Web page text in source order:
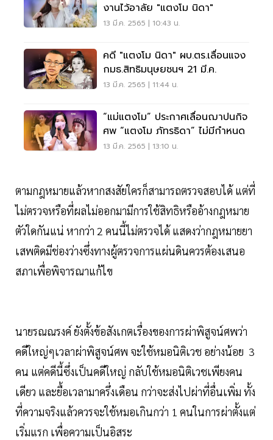
งานไว้อาลัย "แตงโม นิดา"
13 มี.ค. 2565 | 10:43 น.
คดี "แตงโม นิดา" ผบ.ตร.เลื่อนแจง
กมธ.สิทธิมนุษยชนฯ 21 มี.ค.
13 มี.ค. 2565 | 11:44 น.
“แม่แตงโม” ประกาศเลื่อนฌาปนกิจ
ศพ “แตงโม ภัทรธิดา” ไม่มีกำหนด
13 มี.ค. 2565 | 13:10 น.
ตามกฎหมายแล้วหากสงสัยใครก็สามารถตรวจสอบได้ แต่ที่
ไม่ตรวจหรือที่ผลไม่ออกมามีการใช้สิทธิหรืออ้างกฎหมาย
ตัวใดกันแน่ หากว่า 2 คนนี้ไม่ตรวจได้ แสดงว่ากฎหมายยา
เสพติดมีช่องว่างซึ่งทางผู้ตรวจการแผ่นดินควรต้องเสนอ
สภาเพื่อพิจารณาแก้ไข
นายรณณรงค์ ยังตั้งข้อสังเกตเรื่องของการผ่าพิสูจน์ศพว่า
คดีใหญ่ๆเวลาผ่าพิสูจน์ศพ จะใช้หมอนิติเวช อย่างน้อย 3
คน แต่คดีนี้ซึ่งเป็นคดีใหญ่ กลับใช้หมอนิติเวชเพียงคน
เดียว และยื้อเวลามาครึ่งเดือน กว่าจะส่งไปผ่าที่อื่นเพิ่ม ทั้ง
ที่ความจริงแล้วควรจะใช้หมอเกินกว่า 1 คนในการผ่าตั้งแต่
เริ่มแรก เพื่อความเป็นอิสระ